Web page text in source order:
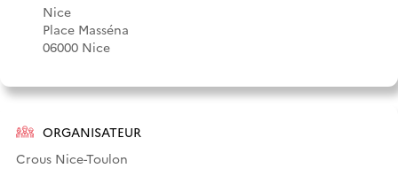
Nice
Place Masséna
06000 Nice
ORGANISATEUR
Crous Nice-Toulon